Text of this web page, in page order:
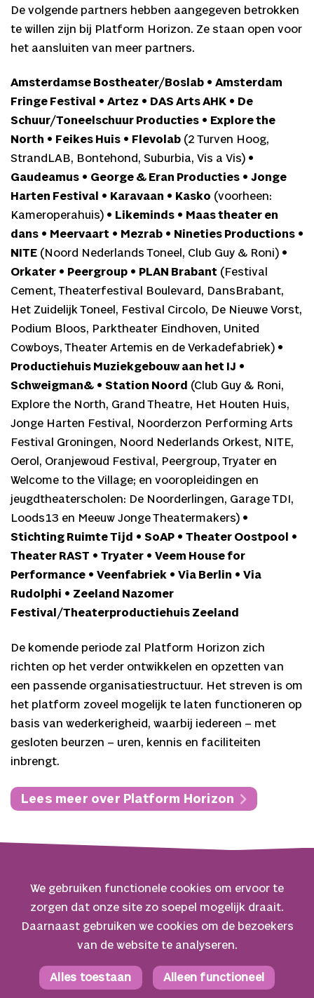
De volgende partners hebben aangegeven betrokken
te willen zijn bij Platform Horizon. Ze staan open voor
het aansluiten van meer partners.
Amsterdamse Bostheater/Boslab • Amsterdam
Fringe Festival • Artez • DAS Arts AHK • De
Schuur/Toneelschuur Producties • Explore the
North • Feikes Huis • Flevolab (2 Turven Hoog,
StrandLAB, Bontehond, Suburbia, Vis a Vis) •
Gaudeamus • George & Eran Producties • Jonge
Harten Festival • Karavaan • Kasko (voorheen:
Kameroperahuis) • Likeminds • Maas theater en
dans • Meervaart • Mezrab • Nineties Productions •
NITE (Noord Nederlands Toneel, Club Guy & Roni) •
Orkater • Peergroup • PLAN Brabant (Festival
Cement, Theaterfestival Boulevard, DansBrabant,
Het Zuidelijk Toneel, Festival Circolo, De Nieuwe Vorst,
Podium Bloos, Parktheater Eindhoven, United
Cowboys, Theater Artemis en de Verkadefabriek) •
Productiehuis Muziekgebouw aan het IJ •
Schweigman& • Station Noord (Club Guy & Roni,
Explore the North, Grand Theatre, Het Houten Huis,
Jonge Harten Festival, Noorderzon Performing Arts
Festival Groningen, Noord Nederlands Orkest, NITE,
Oerol, Oranjewoud Festival, Peergroup, Tryater en
Welcome to the Village; en vooropleidingen en
jeugdtheaterscholen: De Noorderlingen, Garage TDI,
Loods13 en Meeuw Jonge Theatermakers) •
Stichting Ruimte Tijd • SoAP • Theater Oostpool •
Theater RAST • Tryater • Veem House for
Performance • Veenfabriek • Via Berlin • Via
Rudolphi • Zeeland Nazomer
Festival/Theaterproductiehuis Zeeland
De komende periode zal Platform Horizon zich
richten op het verder ontwikkelen en opzetten van
een passende organisatiestructuur. Het streven is om
het platform zoveel mogelijk te laten functioneren op
basis van wederkerigheid, waarbij iedereen – met
gesloten beurzen – uren, kennis en faciliteiten
inbrengt.
Lees meer over Platform Horizon
© 2026 Oerol
Algemene voorwaarden
Privacyverklaring
Facebook
We gebruiken functionele cookies om ervoor te
zorgen dat onze site zo soepel mogelijk draait.
Daarnaast gebruiken we cookies om de bezoekers
van de website te analyseren.
Alles toestaan Alleen functioneel